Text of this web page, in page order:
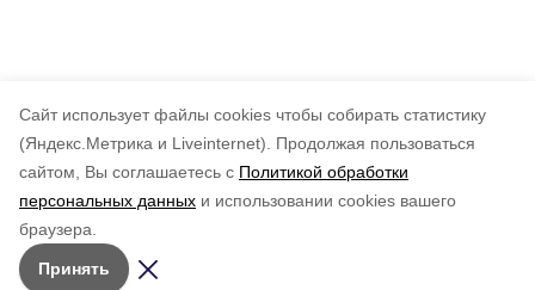
Cайт использует файлы cookies чтобы собирать статистику
(Яндекс.Метрика и Liveinternet).
Продолжая пользоваться
сайтом, Вы соглашаетесь с Политикой обработки
персональных данных и использовании cookies вашего
браузера.
Принять